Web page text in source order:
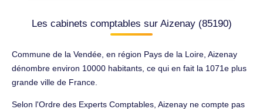
Les cabinets comptables sur Aizenay (85190)
Commune de la Vendée, en région Pays de la Loire, Aizenay
dénombre environ 10000 habitants, ce qui en fait la 1071e plus
grande ville de France.
Selon l'Ordre des Experts Comptables, Aizenay ne compte pas